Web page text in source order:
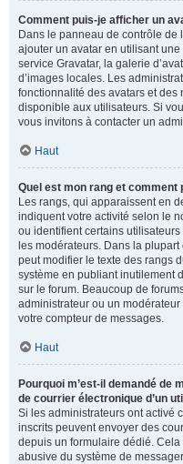
Comment puis-je afficher un
Dans le panneau de contrôle de
ajouter un avatar en utilisant
service Gravatar, la galerie
d’images locales. Les
fonctionnalité des avatars et des
disponible aux utilisateurs. Si
vous invitons à contacter un
Haut
Quel est mon rang et comment
Les rangs, qui apparaissent en
indiquent votre activité selon le
ou identifient certains
les modérateurs. Dans la
peut modifier le texte des rangs
système en publiant inutilement
sur le forum. Beaucoup de
administrateur ou un
votre compteur de messages.
Haut
Pourquoi m’est-il demandé de
de courrier électronique d’un
Si les administrateurs ont activé
inscrits peuvent envoyer des
depuis un formulaire dédié.
abusive du système de